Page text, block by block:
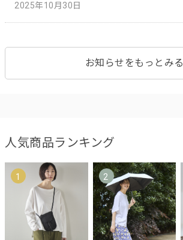
2025年10月30日
お知らせをもっとみる
人気商品ランキング
1 2